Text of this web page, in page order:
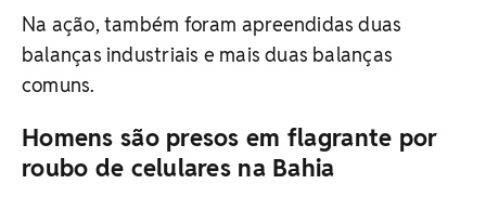
Na ação, também foram apreendidas duas
balanças industriais e mais duas balanças
comuns.
Homens são presos em flagrante por
roubo de celulares na Bahia